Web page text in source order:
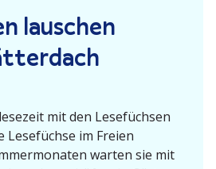
lauschen
mit den Lesefüchsen
Lesefüchse im Freien
warten sie mit